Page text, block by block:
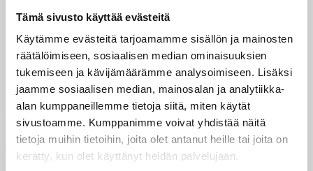
Tämä sivusto käyttää evästeitä
Käytämme evästeitä tarjoamamme sisällön ja mainosten
räätälöimiseen, sosiaalisen median ominaisuuksien
tukemiseen ja kävijämäärämme analysoimiseen. Lisäksi
jaamme sosiaalisen median, mainosalan ja analytiikka-
alan kumppaneillemme tietoja siitä, miten käytät
sivustoamme. Kumppanimme voivat yhdistää näitä
tietoja muihin tietoihin, joita olet antanut heille tai joita on
kerätty, kun olet käyttänyt heidän palvelujaan.
Malawissa